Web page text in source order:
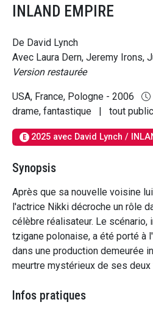
INLAND EMPIRE
De David Lynch
Avec Laura Dern, Jeremy Irons,
Version restaurée
USA, France, Pologne - 2006
drame, fantastique
| tout public
E 2025 avec David Lynch /
Synopsis
Après que sa nouvelle voisine
l'actrice Nikki décroche un rôle
célèbre réalisateur. Le scénario,
tzigane polonaise, a été porté à
dans une production demeurée
meurtre mystérieux de ses
Infos pratiques